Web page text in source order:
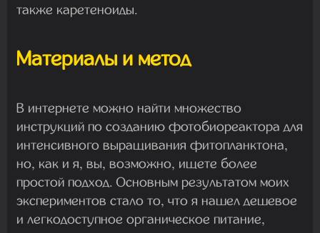
также каретеноиды.
Материалы и метод
В интернете можно найти множество
инструкций по созданию фотобиореактора для
интенсивного выращивания фитопланктона,
но, как и я, вы, возможно, ищете более
простой подход. Основным результатом моих
экспериментов стало то, что я нашел дешевое
и легкодоступное органическое питание,